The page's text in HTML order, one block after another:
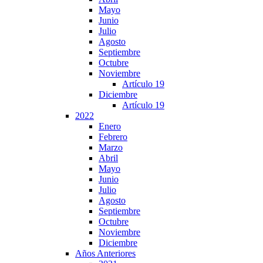
Mayo
Junio
Julio
Agosto
Septiembre
Octubre
Noviembre
Artículo 19
Diciembre
Artículo 19
2022
Enero
Febrero
Marzo
Abril
Mayo
Junio
Julio
Agosto
Septiembre
Octubre
Noviembre
Diciembre
Años Anteriores